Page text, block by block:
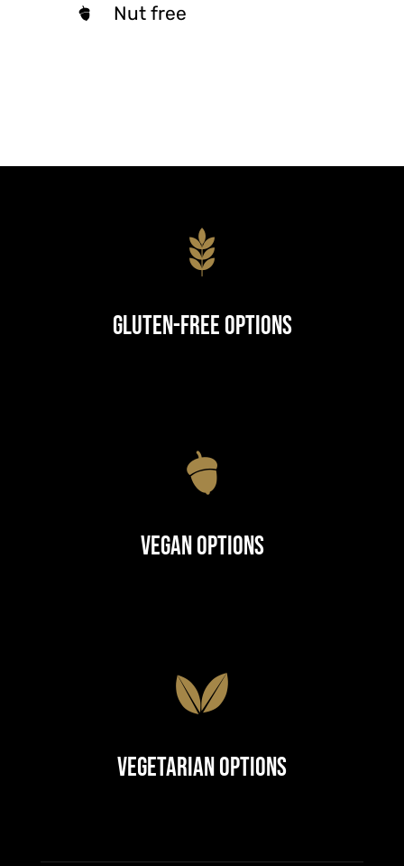
Nut free
Gluten-Free Options
Vegan Options
Vegetarian Options